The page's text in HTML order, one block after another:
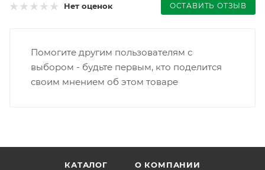
Нет оценок ОСТАВИТЬ ОТЗЫВ
Помогите другим пользователям с
выбором - будьте первым, кто поделится
своим мнением об этом товаре
КАТАЛОГ О КОМПАНИИ